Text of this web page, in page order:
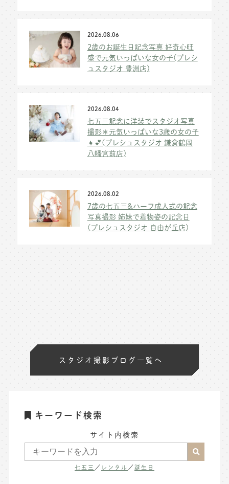
2026.08.06
2歳のお誕生日記念写真 好奇心旺
盛で元気いっぱいな女の子(プレシ
ュスタジオ 豊洲店)
2026.08.04
七五三記念に洋装でスタジオ写真
撮影＊元気いっぱいな3歳の女の子
👧💕(プレシュスタジオ 鎌倉鶴岡
八幡宮前店)
2026.08.02
7歳の七五三&ハーフ成人式の記念
写真撮影 姉妹で着物姿の記念日
(プレシュスタジオ 自由が丘店)
スタジオ撮影ブログ一覧へ
キーワード検索
サイト内検索
七五三 ／ レンタル ／誕生日